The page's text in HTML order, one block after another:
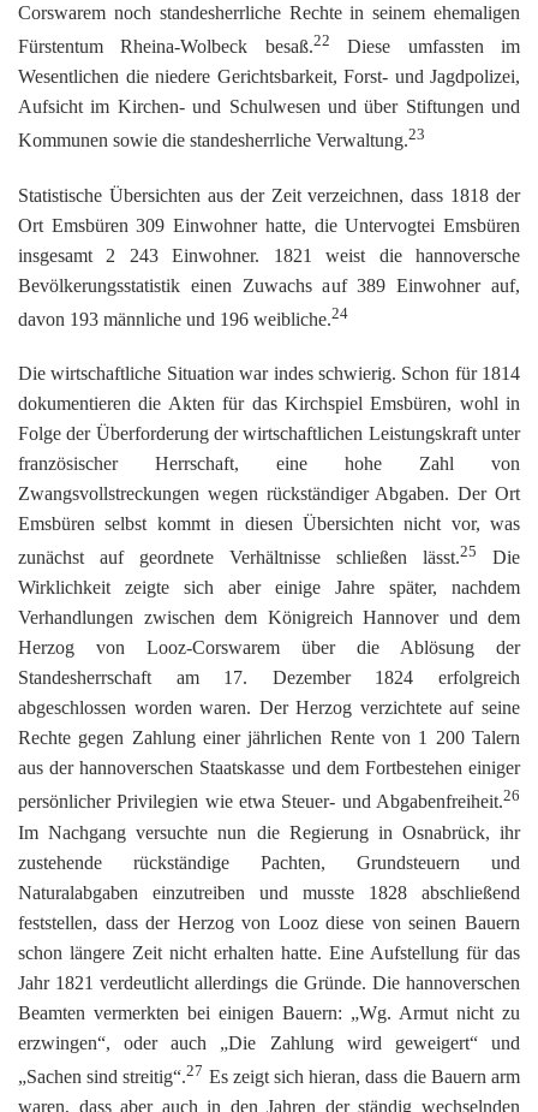
Corswarem noch standesherrliche Rechte in seinem ehemaligen
Fürstentum Rheina-Wolbeck besaß.22
Diese umfassten im
Wesentlichen die niedere Gerichtsbarkeit, Forst- und Jagdpolizei,
Aufsicht im Kirchen- und Schulwesen und über Stiftungen und
Kommunen sowie die standesherrliche Verwaltung.23
Statistische Übersichten aus der Zeit verzeichnen, dass 1818 der
Ort Emsbüren 309 Einwohner hatte, die Untervogtei Emsbüren
insgesamt 2 243 Einwohner. 1821 weist die hannoversche
Bevölkerungsstatistik einen Zuwachs auf 389 Einwohner auf,
davon 193 männliche und 196 weibliche.24
Die wirtschaftliche Situation war indes schwierig. Schon für 1814
dokumentieren die Akten für das Kirchspiel Emsbüren, wohl in
Folge der Überforderung der wirtschaftlichen Leistungskraft unter
französischer Herrschaft, eine hohe Zahl von
Zwangsvollstreckungen wegen rückständiger Abgaben. Der Ort
Emsbüren selbst kommt in diesen Übersichten nicht vor, was
zunächst auf geordnete Verhältnisse schließen lässt.25
Die
Wirklichkeit zeigte sich aber einige Jahre später, nachdem
Verhandlungen zwischen dem Königreich Hannover und dem
Herzog von Looz-Corswarem über die Ablösung der
Standesherrschaft am 17. Dezember 1824 erfolgreich
abgeschlossen worden waren. Der Herzog verzichtete auf seine
Rechte gegen Zahlung einer jährlichen Rente von 1 200 Talern
aus der hannoverschen Staatskasse und dem Fortbestehen einiger
persönlicher Privilegien wie etwa Steuer- und Abgabenfreiheit.26
Im Nachgang versuchte nun die Regierung in Osnabrück, ihr
zustehende rückständige Pachten, Grundsteuern und
Naturalabgaben einzutreiben und musste 1828 abschließend
feststellen, dass der Herzog von Looz diese von seinen Bauern
schon längere Zeit nicht erhalten hatte. Eine Aufstellung für das
Jahr 1821 verdeutlicht allerdings die Gründe. Die hannoverschen
Beamten vermerkten bei einigen Bauern: „Wg. Armut nicht zu
erzwingen“, oder auch „Die Zahlung wird geweigert“ und
„Sachen sind streitig“.27 Es zeigt sich hieran, dass die Bauern arm
waren, dass aber auch in den Jahren der ständig wechselnden